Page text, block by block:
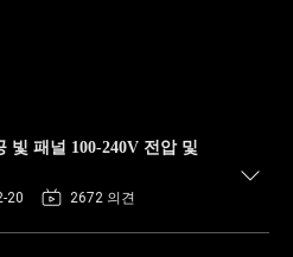
빛 패널 100-240V 전압 및
20 2672 의견